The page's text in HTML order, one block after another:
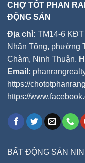
CHỢ TỐT PHAN
ĐỘNG SẢN
Địa chỉ: TM14-6
Nhân Tông, phường
Chàm, Ninh Thuận.
Email:
https://
https://
BẤT ĐỘNG SẢN